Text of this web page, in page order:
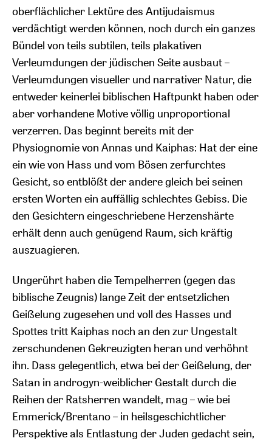
oberflächlicher Lektüre des Antijudaismus
verdächtigt werden können, noch durch ein ganzes
Bündel von teils subtilen, teils plakativen
Verleumdungen der jüdischen Seite ausbaut –
Verleumdungen visueller und narrativer Natur, die
entweder keinerlei biblischen Haftpunkt haben oder
aber vorhandene Motive völlig unproportional
verzerren. Das beginnt bereits mit der
Physiognomie von Annas und Kaiphas: Hat der eine
ein wie von Hass und vom Bösen zerfurchtes
Gesicht, so entblößt der andere gleich bei seinen
ersten Worten ein auffällig schlechtes Gebiss. Die
den Gesichtern eingeschriebene Herzenshärte
erhält denn auch genügend Raum, sich kräftig
auszuagieren.
Ungerührt haben die Tempelherren (gegen das
biblische Zeugnis) lange Zeit der entsetzlichen
Geißelung zugesehen und voll des Hasses und
Spottes tritt Kaiphas noch an den zur Ungestalt
zerschundenen Gekreuzigten heran und verhöhnt
ihn. Dass gelegentlich, etwa bei der Geißelung, der
Satan in androgyn-weiblicher Gestalt durch die
Reihen der Ratsherren wandelt, mag – wie bei
Emmerick/Brentano – in heilsgeschichtlicher
Perspektive als Entlastung der Juden gedacht sein,